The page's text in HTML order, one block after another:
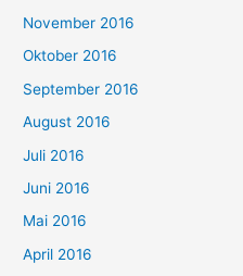
November 2016
Oktober 2016
September 2016
August 2016
Juli 2016
Juni 2016
Mai 2016
April 2016